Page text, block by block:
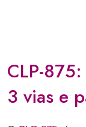
CLP-
3 vias e